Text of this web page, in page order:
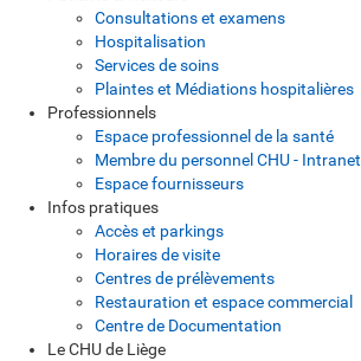
Consultations et examens
Hospitalisation
Services de soins
Plaintes et Médiations hospitalières
Professionnels
Espace professionnel de la santé
Membre du personnel CHU - Intranet
Espace fournisseurs
Infos pratiques
Accès et parkings
Horaires de visite
Centres de prélèvements
Restauration et espace commercial
Centre de Documentation
Le CHU de Liège